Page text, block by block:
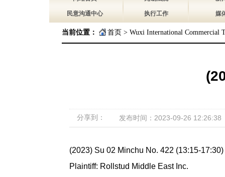
民意沟通中心 执行工作 媒
当前位置： 首页 > Wuxi International Commercial
分享到： 发布时间：2023-09-26 12:26:38
(2023) Su 02 Minchu No. 422 (13:15-
Plaintiff: Rollstud Middle East Inc.